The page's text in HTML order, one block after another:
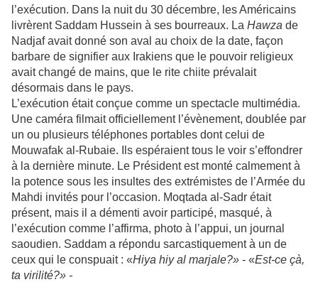
l’exécution. Dans la nuit du 30 décembre, les Américains
livrèrent Saddam Hussein à ses bourreaux. La Hawza de
Nadjaf avait donné son aval au choix de la date, façon
barbare de signifier aux Irakiens que le pouvoir religieux
avait changé de mains, que le rite chiite prévalait
désormais dans le pays.
L’exécution était conçue comme un spectacle multimédia.
Une caméra filmait officiellement l’évènement, doublée par
un ou plusieurs téléphones portables dont celui de
Mouwafak al-Rubaie. Ils espéraient tous le voir s’effondrer
à la dernière minute. Le Président est monté calmement à
la potence sous les insultes des extrémistes de l’Armée du
Mahdi invités pour l’occasion. Moqtada al-Sadr était
présent, mais il a démenti avoir participé, masqué, à
l’exécution comme l’affirma, photo à l’appui, un journal
saoudien. Saddam a répondu sarcastiquement à un de
ceux qui le conspuait : «Hiya hiy al marjale?» - «Est-ce çà,
ta virilité?» -